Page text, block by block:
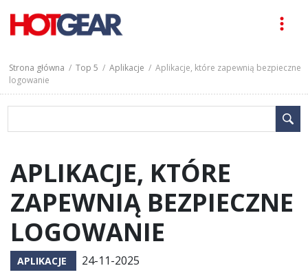
Strona główna /Top 5 /Aplikacje / Aplikacje, które zapewnią bezpieczne
logowanie
APLIKACJE, KTÓRE
ZAPEWNIĄ BEZPIECZNE
LOGOWANIE
APLIKACJE 24-11-2025